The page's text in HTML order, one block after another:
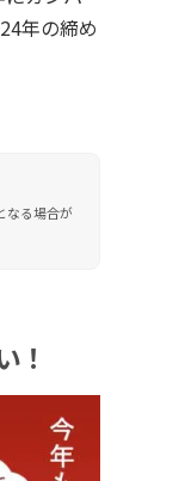
年の締め
なる場合が
！